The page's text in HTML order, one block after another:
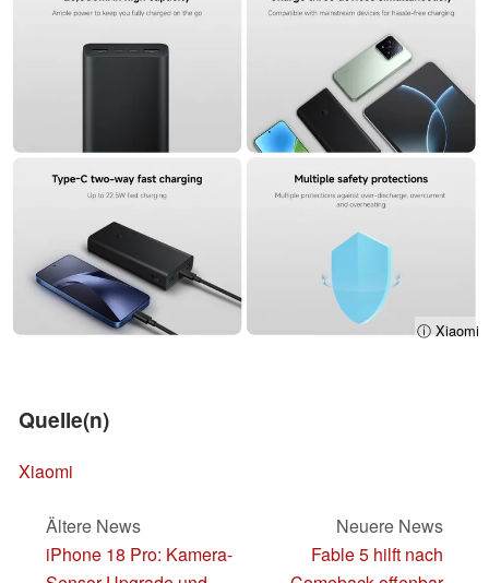
ⓘ Xiaomi
Quelle(n)
Xiaomi
Ältere News
iPhone 18 Pro: Kamera-
Neuere News
Fable 5 hilft nach